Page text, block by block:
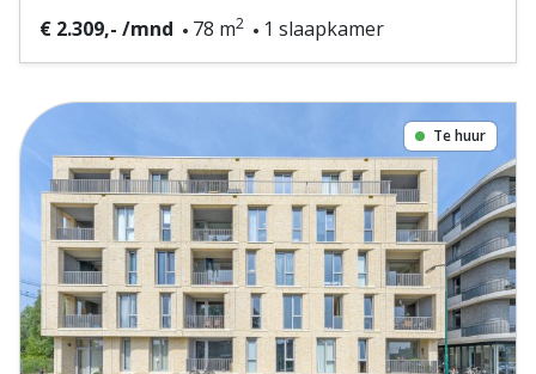
€ 2.309,- /mnd 78 m2 1 slaapkamer
Te huur